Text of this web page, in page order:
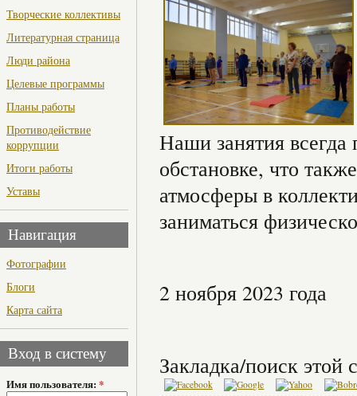
Творческие коллективы
Литературная страница
Люди района
Целевые программы
Планы работы
Противодействие
коррупции
Итоги работы
Уставы
Навигация
Фотографии
Блоги
Карта сайта
Вход в систему
Имя пользователя: *
Наши занятия всегда
обстановке, что
атмосферы в
заниматься
2 ноября 2023 года
Закладка/поиск этой